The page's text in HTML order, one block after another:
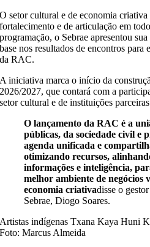
O setor cultural e de economia
fortalecimento e de articulação em
programação, o Sebrae apresentou
base nos resultados de encontros para
da RAC.
A iniciativa marca o início da
2026/2027, que contará com a
setor cultural e de instituições
O lançamento da RAC é a
públicas, da sociedade civil e
agenda unificada e
otimizando recursos,
informações e inteligência,
melhor ambiente de negócios
economia criativadisse o
Sebrae, Diogo Soares.
Artistas indígenas Txana Kaya Huni
Foto: Marcus Almeida